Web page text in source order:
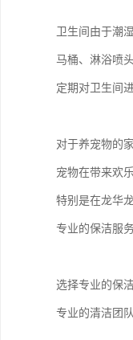
卫生间由于潮
马桶、淋浴喷
定期对卫生间
对于养宠物的
宠物在带来欢
特别是在龙华
专业的保洁服
选择专业的保
专业的清洁团